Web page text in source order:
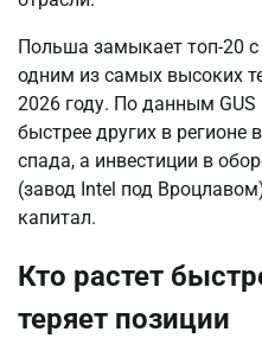
Польша замыкает топ-20
одним из самых высоких
2026 году. По данным
быстрее других в
спада, а инвестиции в
(завод Intel под
капитал.
Кто растет
теряет позиции